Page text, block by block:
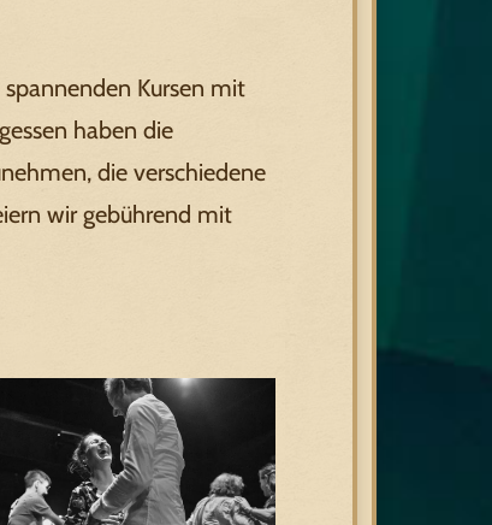
Kursen mit
haben die
die verschiedene
wir gebührend mit